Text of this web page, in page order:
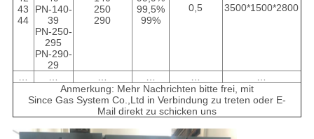
43
44
PN-140-
39
PN-250-
295
PN-290-
29
250
290
99,5%
99%
0,5 3500*1500*2800
… … … … …
…
Anmerkung: Mehr Nachrichten bitte frei, mit
Since Gas System Co.,Ltd in Verbindung zu treten oder E-
Mail direkt zu schicken uns